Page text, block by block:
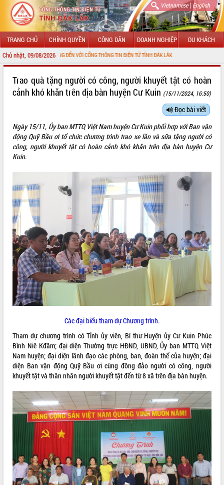
Vietnamese| English
TRANG CHỦ CHÍNH QUYỀN CÔNG DÂN DOANH NGHIỆP DU KHÁCH
Chủ nhật, 09/08/2026
CHÀO MỪNG ĐẾN VỚI CỔNG THÔNG TIN ĐIỆN TỬ TỈNH ĐẮK LẮK
LÃNH ĐẠO UBND TỈNH
SỞ, BAN, NGÀNH
UBND CÁC XÃ, PHƯỜNG
HỆ THỐNG VĂN BẢN
VĂN BẢN HĐND TỈNH
ĐIỂM TIN VĂN BẢN
QUY HOẠCH - KẾ HOẠCH
VIDEO
Loading the player...
Trao quà tặng người có công, người khuyết tật có hoàn
cảnh khó khăn trên địa bàn huyện Cư Kuin (15/11/2024, 16:50)
Đọc bài viết
Ngày 15/11, Ủy ban MTTQ Việt Nam huyện Cư Kuin phối hợp với Ban vận
động Quỹ Bầu ơi tổ chức chương trình trao xe lăn và sữa tặng người có
công, người khuyết tật có hoàn cảnh khó khăn trên địa bàn huyện Cư
Kuin.
Các đại biểu tham dự Chương trình.
Tham dự chương trình có Tỉnh ủy viên, Bí thư Huyện ủy Cư Kuin Phúc
Bình Niê Kđăm; đại diện Thường trực HĐND, UBND, Ủy ban MTTQ Việt
Nam huyện; đại diện lãnh đạo các phòng, ban, đoàn thể của huyện; đại
diện Ban vận động Quỹ Bầu ơi cùng đông đảo người có công, người
khuyết tật và thân nhân người khuyết tật đến từ 8 xã trên địa bàn huyện.